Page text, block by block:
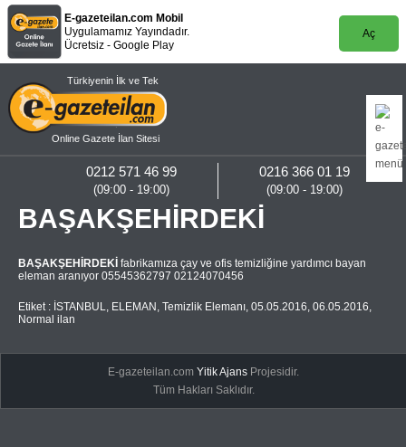
E-gazeteilan.com Mobil
Uygulamamız Yayındadır.
Ücretsiz - Google Play
Aç
Türkiyenin İlk ve Tek
Online Gazete İlan Sitesi
0216 366 01 19
(09:00 - 19:00)
0212 571 46 99
(09:00 - 19:00)
BAŞAKŞEHİRDEKİ
BAŞAKŞEHİRDEKİ fabrikamıza çay ve ofis temizliğine yardımcı bayan
eleman aranıyor 05545362797 02124070456
Etiket : İSTANBUL, ELEMAN , Temizlik Elemanı, 05.05.2016, 06.05.2016,
Normal ilan
E-gazeteilan.comYitik Ajans Projesidir.
Tüm Hakları Saklıdır.